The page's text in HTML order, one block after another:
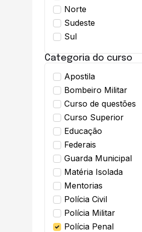
Norte
Sudeste
Sul
Categoria do curso
Apostila
Bombeiro Militar
Curso de questões
Curso Superior
Educação
Federais
Guarda Municipal
Matéria Isolada
Mentorias
Polícia Civil
Polícia Militar
Polícia Penal